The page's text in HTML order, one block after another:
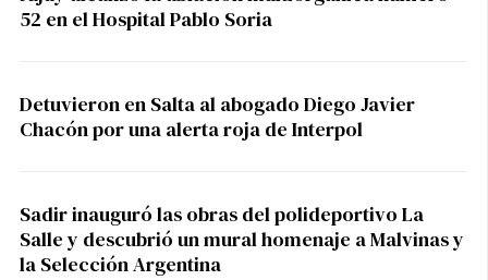
52 en el Hospital Pablo Soria
Detuvieron en Salta al abogado Diego Javier
Chacón por una alerta roja de Interpol
Sadir inauguró las obras del polideportivo La
Salle y descubrió un mural homenaje a Malvinas y
la Selección Argentina